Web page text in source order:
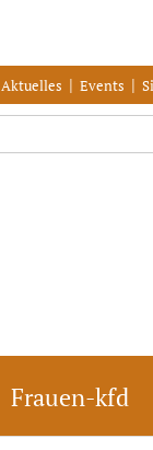
Aktuelles | Events |
Frauen-kfd